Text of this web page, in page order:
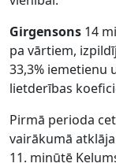
Girgensons 14
pa vārtiem,
33,3% iemetienu
lietderības
Pirmā perioda
vairākumā
11. minūtē